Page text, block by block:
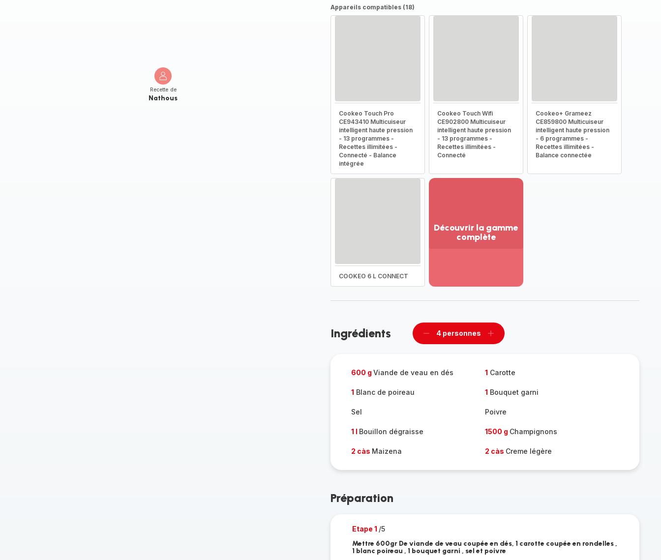
Recette de
Nathous
Appareils compatibles (18)
Cookeo Touch Pro
CE943410 Multicuiseur
intelligent haute pression
- 13 programmes -
Recettes illimitées -
Connecté - Balance
intégrée
Cookeo Touch Wifi
CE902800 Multicuiseur
intelligent haute pression
- 13 programmes -
Recettes illimitées -
Connecté
Cookeo+ Grameez
CE859800 Multicuiseur
intelligent haute pression
- 6 programmes -
Recettes illimitées -
Balance connectée
COOKEO 6 L CONNECT
Découvrir la gamme
complète
la
Ingrédients
Supprimer
4 personnes
Ajouter
600 g Viande de veau en dés 1 Carotte
1 Blanc de poireau 1 Bouquet garni
Sel Poivre
1 l Bouillon dégraisse 1500 g Champignons
2 càs Maizena 2 càs Creme légère
Préparation
Etape 1 /5
Mettre 600gr De viande de veau coupée en dés, 1 carotte coupée en rondelles ,
1 blanc poireau , 1 bouquet garni , sel et poivre